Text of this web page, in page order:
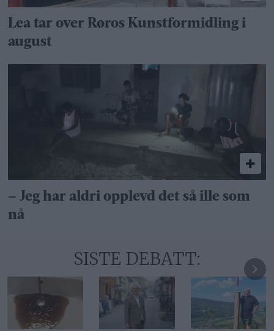
Lea tar over Røros Kunstformidling i
august
– Jeg har aldri opplevd det så ille som
nå
SISTE DEBATT: